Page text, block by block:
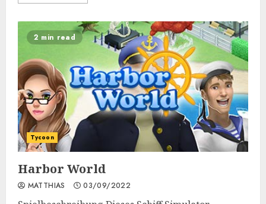
2 min read
Tycoon
Harbor World
MATTHIAS 03/09/2022